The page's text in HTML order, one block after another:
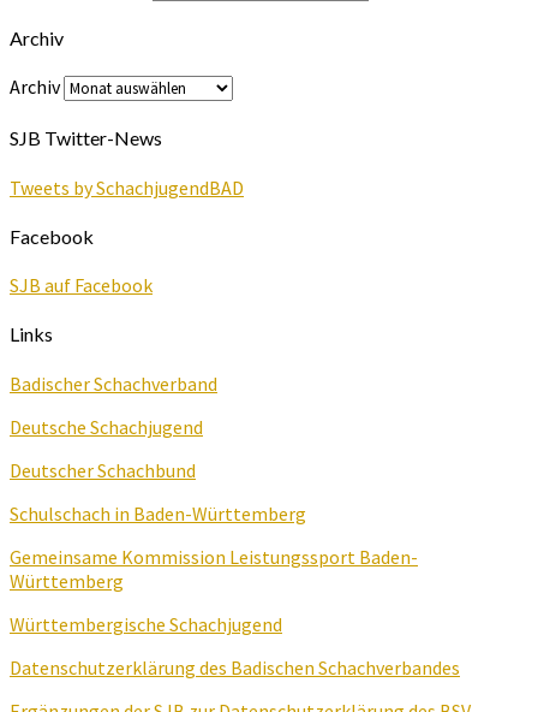
Archiv
Archiv
SJB Twitter-News
Tweets by SchachjugendBAD
Facebook
SJB auf Facebook
Links
Badischer Schachverband
Deutsche Schachjugend
Deutscher Schachbund
Schulschach in Baden-Württemberg
Gemeinsame Kommission Leistungssport Baden-
Württemberg
Württembergische Schachjugend
Datenschutzerklärung des Badischen Schachverbandes